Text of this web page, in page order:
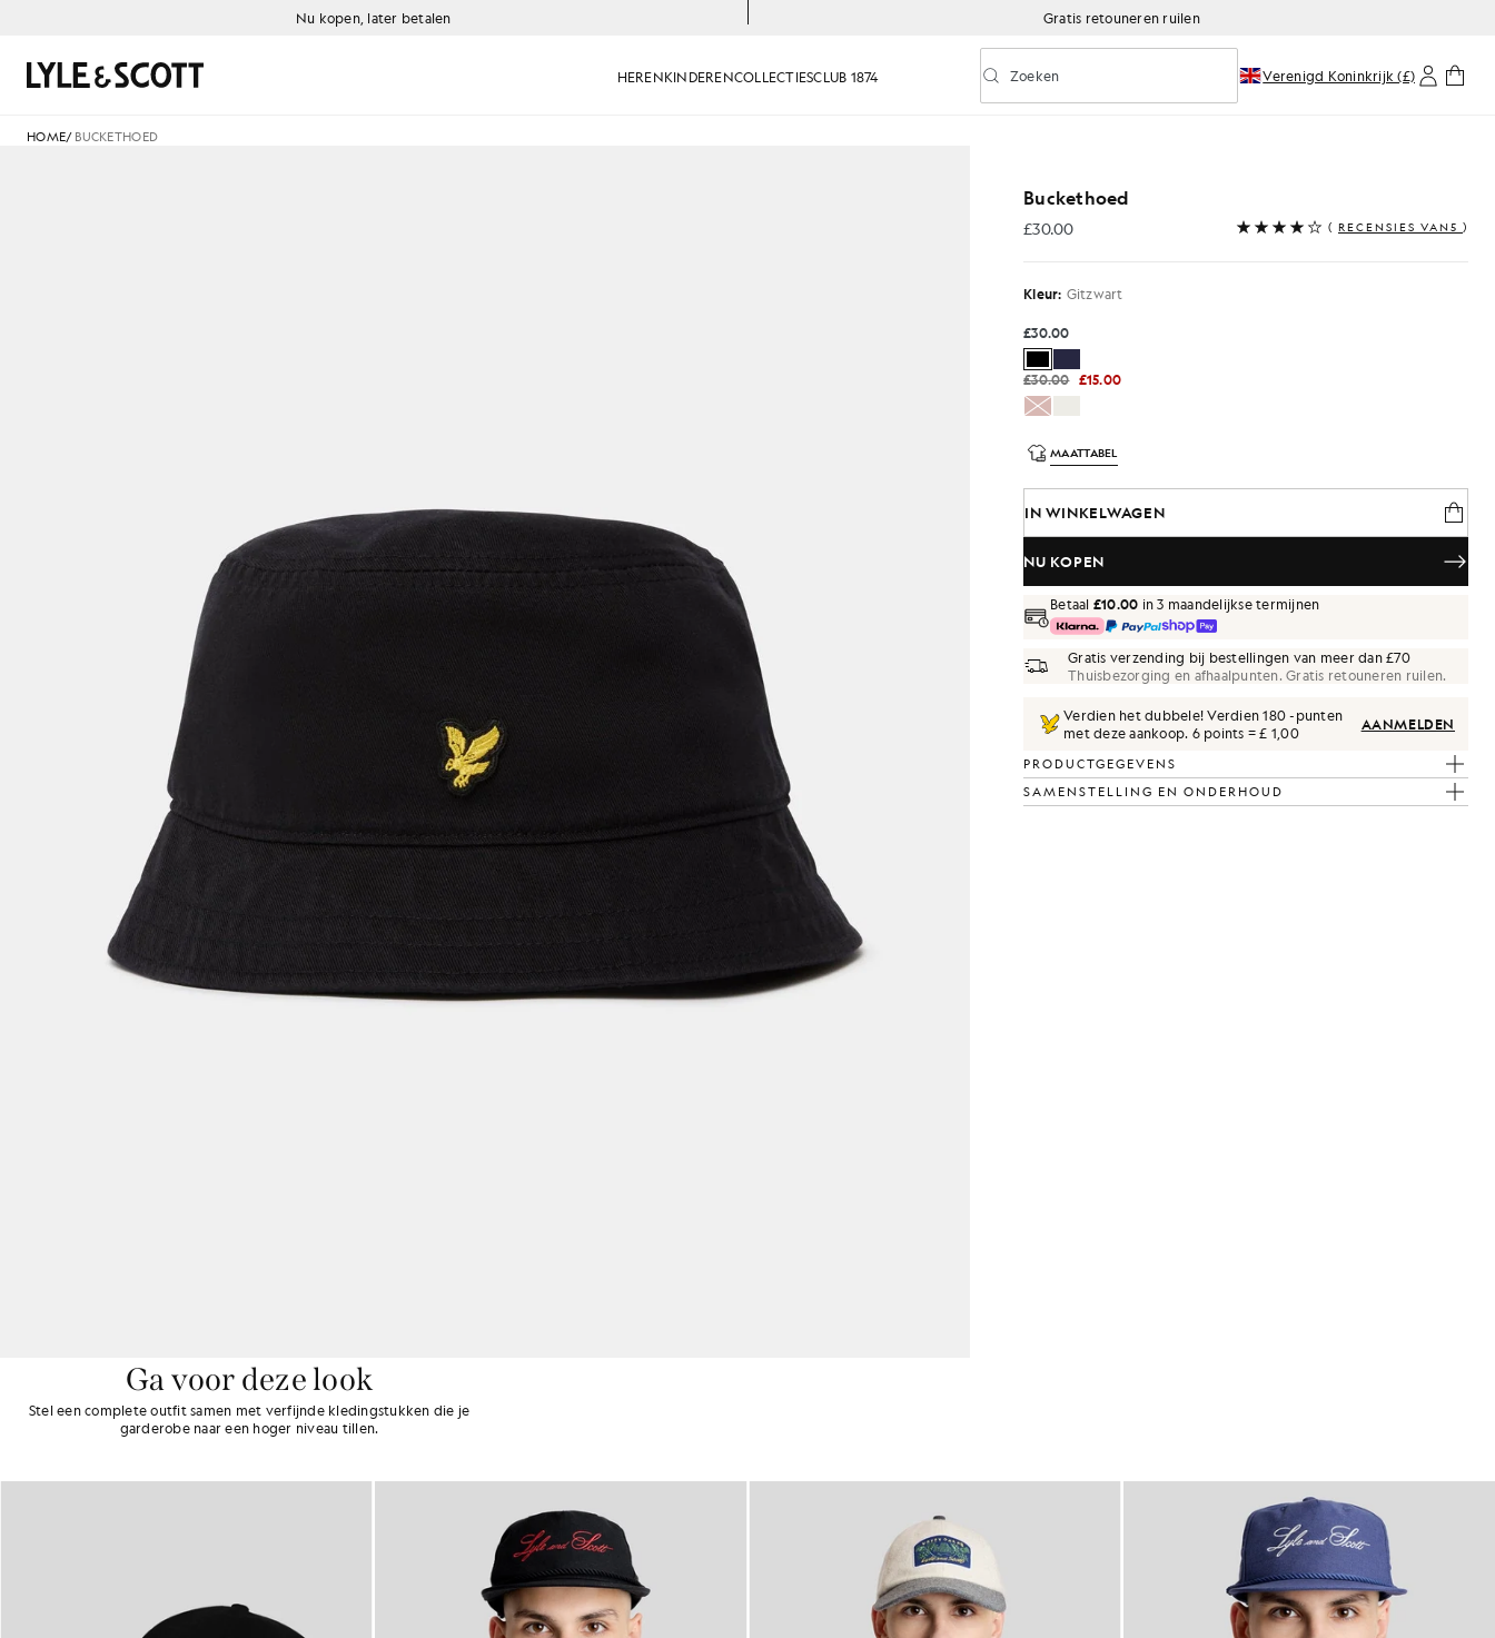
Nu kopen, later betalen Gratis retouneren ruilen
HERENKINDERENCOLLECTIESCLUB 1874 Voorspellend zoeken in- of uitschakelen
Zoeken Zoeken Verenigd Koninkrijk (£)
HOME/ BUCKETHOED
Buckethoed
£30.00
£30.00 ( RECENSIES VAN5 )
Kleur: Gitzwart
£30.00
£30.00 £15.00
MAATTABEL
IN WINKELWAGEN
NU KOPEN
Betaal £10.00 in 3 maandelijkse termijnen
Gratis verzending bij bestellingen van meer dan £70
Thuisbezorging en afhaalpunten. Gratis retouneren ruilen.
Verdien het dubbele! Verdien180-punten
met deze aankoop. 6 points = £ 1,00 AANMELDEN
PRODUCTGEGEVENS
SAMENSTELLING EN ONDERHOUD
Ga voor deze look
Stel een complete outfit samen met verfijnde kledingstukken die je
garderobe naar een hoger niveau tillen.